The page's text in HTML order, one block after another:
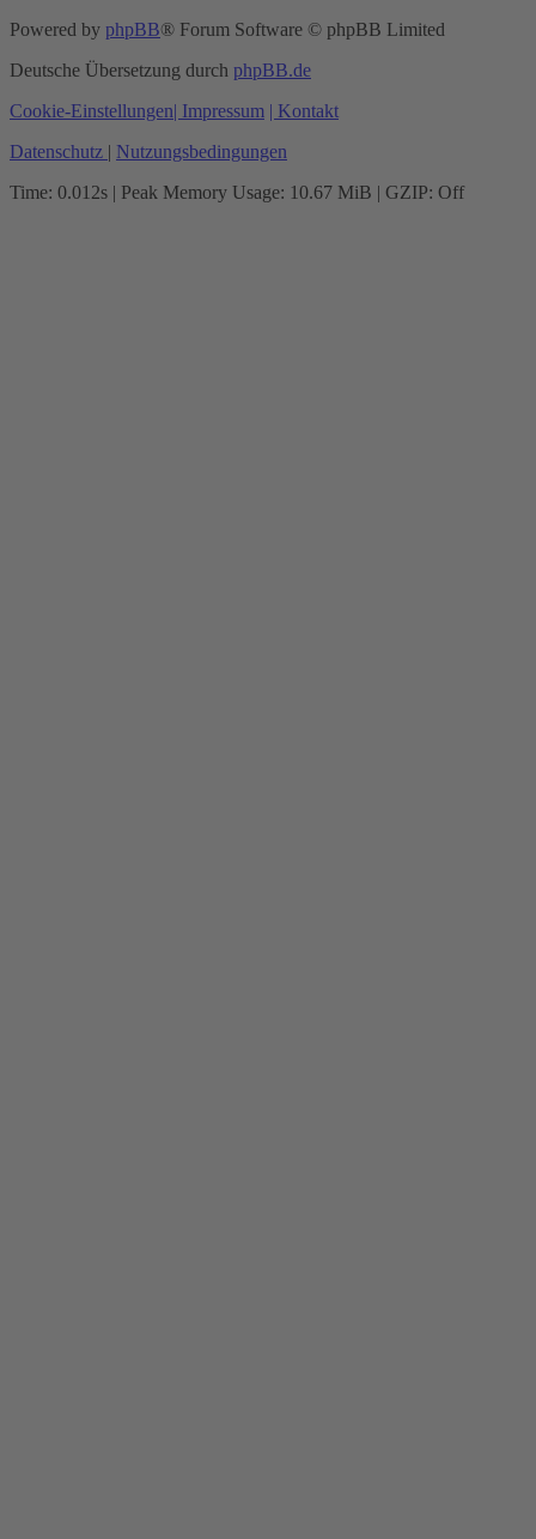
Powered by phpBB® Forum Software © phpBB Limited
Deutsche Übersetzung durch phpBB.de
Cookie-Einstellungen| Impressum | Kontakt
Datenschutz | Nutzungsbedingungen
Time: 0.012s | Peak Memory Usage: 10.67 MiB | GZIP: Off